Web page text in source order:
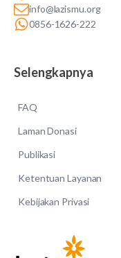
info@lazismu.org
0856-1626-222
Selengkapnya
FAQ
Laman Donasi
Publikasi
Ketentuan Layanan
Kebijakan Privasi